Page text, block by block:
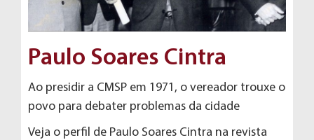
Paulo Soares Cintra
Ao presidir a CMSP em 1971, o vereador trouxe o
povo para debater problemas da cidade
Veja o perfil de Paulo Soares Cintra na revista